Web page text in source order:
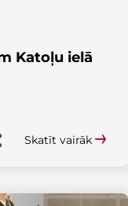
Katoļu ielā
Skatīt vairāk